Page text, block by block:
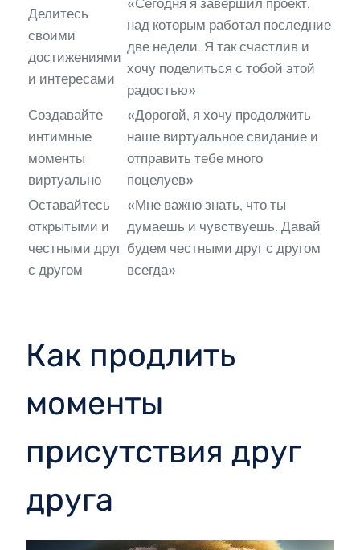
Делитесь
своими
достижениями
и интересами
«Сегодня я завершил проект,
над которым работал последние
две недели. Я так счастлив и
хочу поделиться с тобой этой
радостью»
Создавайте
интимные
моменты
виртуально
«Дорогой, я хочу продолжить
наше виртуальное свидание и
отправить тебе много
поцелуев»
Оставайтесь
открытыми и
честными друг
с другом
«Мне важно знать, что ты
думаешь и чувствуешь. Давай
будем честными друг с другом
всегда»
Как продлить
моменты
присутствия друг
друга